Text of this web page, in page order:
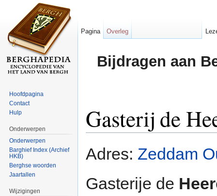
Bijdragen aan
Gasterij de
Adres: Zeddam
Gasterije de
Pagina Overleg
Hoofdpagina
Contact
Hulp
Onderwerpen
Onderwerpen
Barghief Index (Archief
HKB)
Berghse woorden
Jaartallen
Wijzigingen